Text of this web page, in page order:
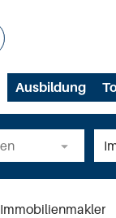
Ausbildung
Immobilienmakler